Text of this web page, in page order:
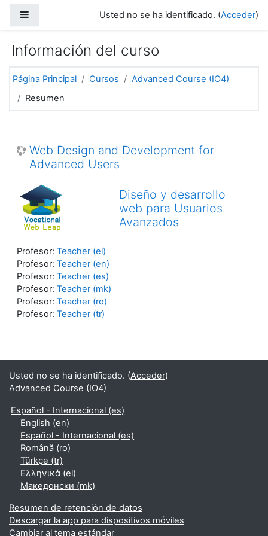
Usted no se ha identificado. (Acceder)
Información del curso
Página Principal Cursos
Advanced Course (IO4)
Resumen
Web Design and Development for
Advanced Users
Diseño y desarrollo
web para Usuarios
Avanzados
Profesor: Teacher (el)
Profesor: Teacher (en)
Profesor: Teacher (es)
Profesor: Teacher (mk)
Profesor: Teacher (ro)
Profesor: Teacher (tr)
Usted no se ha identificado. (Acceder)
Advanced Course (IO4)
Español - Internacional ‎(es)‎
English ‎(en)‎
Español - Internacional ‎(es)‎
Română ‎(ro)‎
Türkçe ‎(tr)‎
Ελληνικά ‎(el)‎
Македонски ‎(mk)‎
Resumen de retención de datos
Descargar la app para dispositivos móviles
Cambiar al tema estándar